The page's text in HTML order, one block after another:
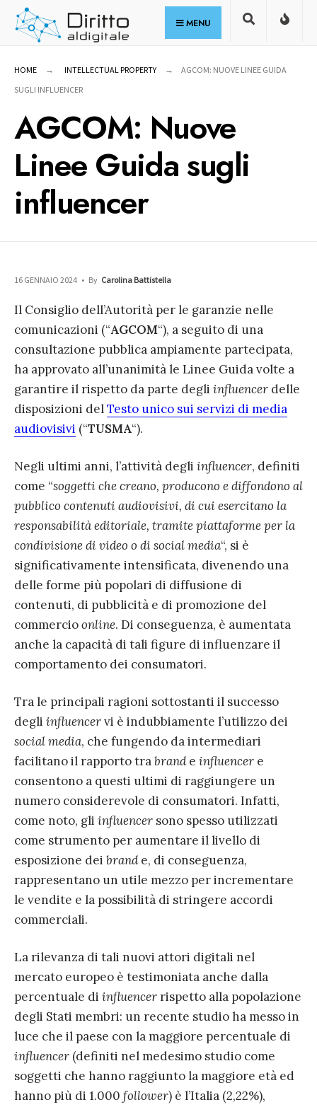
Skip
MENU
HOME INTELLECTUAL PROPERTY
AGCOM: NUOVE LINEE GUIDA
SUGLI INFLUENCER
AGCOM: Nuove
Linee Guida sugli
influencer
16 GENNAIO 2024 • By Carolina Battistella
Il Consiglio dell’Autorità per le garanzie nelle
comunicazioni (“AGCOM“), a seguito di una
consultazione pubblica ampiamente partecipata,
ha approvato all’unanimità le Linee Guida volte a
garantire il rispetto da parte degli influencer delle
disposizioni delTesto unico sui servizi di media
audiovisivi (“TUSMA“).
Negli ultimi anni, l’attività degli influencer, definiti
come “soggetti che creano, producono e diffondono al
pubblico contenuti audiovisivi, di cui esercitano la
responsabilità editoriale, tramite piattaforme per la
condivisione di video o di social media“, si è
significativamente intensificata, divenendo una
delle forme più popolari di diffusione di
contenuti, di pubblicità e di promozione del
commercioonline. Di conseguenza, è aumentata
anche la capacità di tali figure di influenzare il
comportamento dei consumatori.
Tra le principali ragioni sottostanti il successo
degli influencervi è indubbiamente l’utilizzo dei
social media, che fungendo da intermediari
facilitano il rapporto trabrande influencer e
consentono a questi ultimi di raggiungere un
numero considerevole di consumatori. Infatti,
come noto, gli influencer sono spesso utilizzati
come strumento per aumentare il livello di
esposizione dei brande, di conseguenza,
rappresentano un utile mezzo per incrementare
le vendite e la possibilità di stringere accordi
commerciali.
La rilevanza di tali nuovi attori digitali nel
mercato europeo è testimoniata anche dalla
percentuale di influencer rispetto alla popolazione
degli Stati membri: un recente studio ha messo in
luce che il paese con la maggiore percentuale di
influencer (definiti nel medesimo studio come
soggetti che hanno raggiunto la maggiore età ed
hanno più di 1.000 follower) è l’Italia (2,22%),